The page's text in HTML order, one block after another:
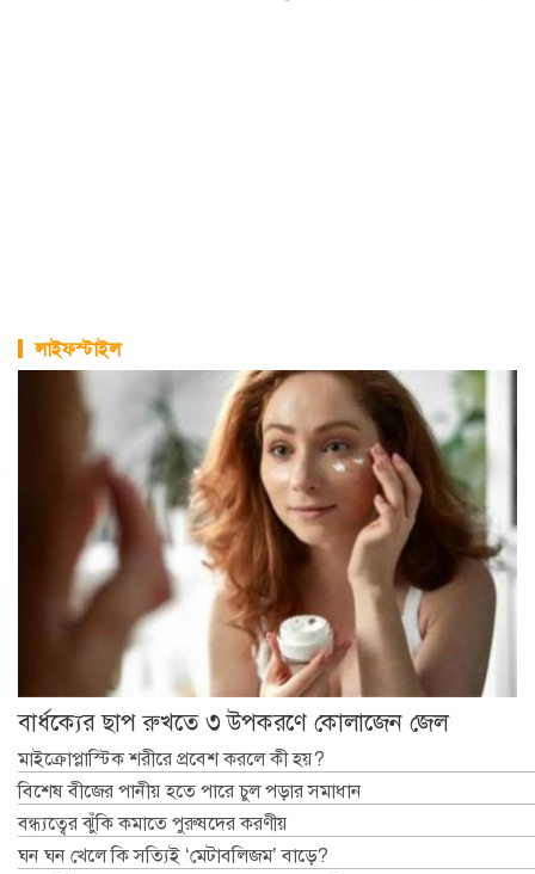
লাইফস্টাইল
বার্ধক্যের ছাপ রুখতে ৩ উপকরণে কোলাজেন জেল
মাইক্রোপ্লাস্টিক শরীরে প্রবেশ করলে কী হয়?
বিশেষ বীজের পানীয় হতে পারে চুল পড়ার সমাধান
বন্ধ্যত্বের ঝুঁকি কমাতে পুরুষদের করণীয়
ঘন ঘন খেলে কি সত্যিই ‘মেটাবলিজম’ বাড়ে?